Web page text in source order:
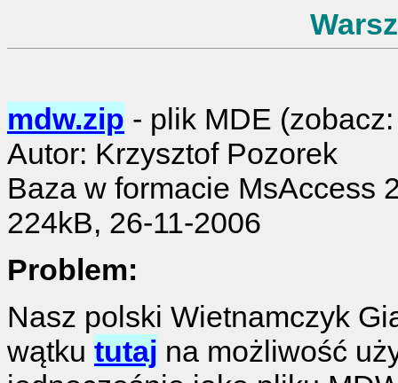
mdw.zip - plik MDE
Autor: Krzysztof Pozorek
Baza w formacie MsAccess
224kB, 26-11-2006
Problem:
Nasz polski Wietnamczyk
wątku tutaj na możliwość